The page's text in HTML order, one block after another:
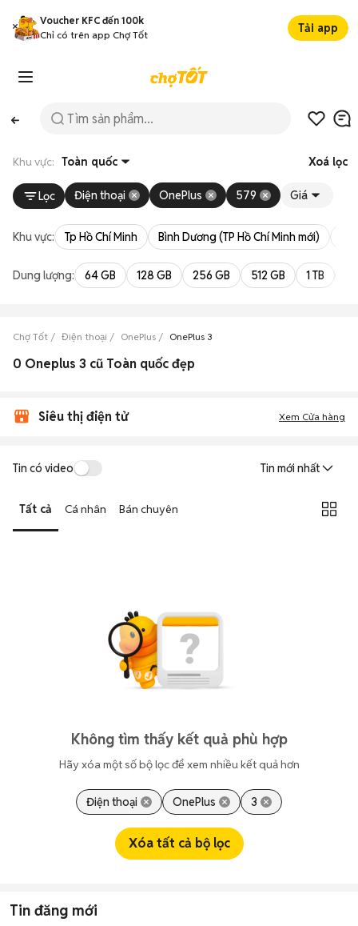
Voucher KFC đến 100k
Chỉ có trên app Chợ Tốt
Tải app
Khu vực: Toàn quốc Xoá lọc
Lọc Điện thoại OnePlus 579 Giá
Khu vực: Tp Hồ Chí Minh Bình Dương (TP Hồ Chí Minh mới)
Dung lượng: 64 GB 128 GB 256 GB 512 GB 1 TB
Chợ Tốt Điện thoại OnePlus OnePlus 3
0 Oneplus 3 cũ Toàn quốc đẹp
Siêu thị điện tử Xem Cửa hàng
Tin có video Tin mới nhất
Tất cả Cá nhân Bán chuyên
Không tìm thấy kết quả phù hợp
Hãy xóa một số bộ lọc để xem nhiều kết quả hơn
Điện thoại OnePlus 3
Xóa tất cả bộ lọc
Tin đăng mới